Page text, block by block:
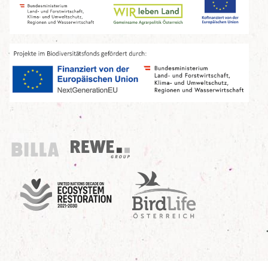
Billa
REWE Group
UN Decade
Birdlife